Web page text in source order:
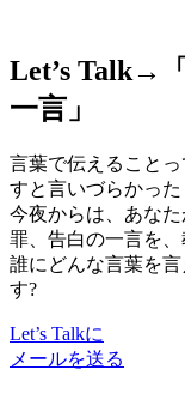
Let’s Talk→「
一言 」
言葉で伝えること
すと言いづらかっ
今夜からは、あな
罪、告白の一言を、
誰にどんな言葉を
す?
Let’s Talkに
メールを送る